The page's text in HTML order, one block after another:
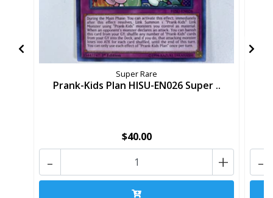
Super Rare
Prank-Kids Plan HISU-EN026 Super ..
$40.00
+
- -